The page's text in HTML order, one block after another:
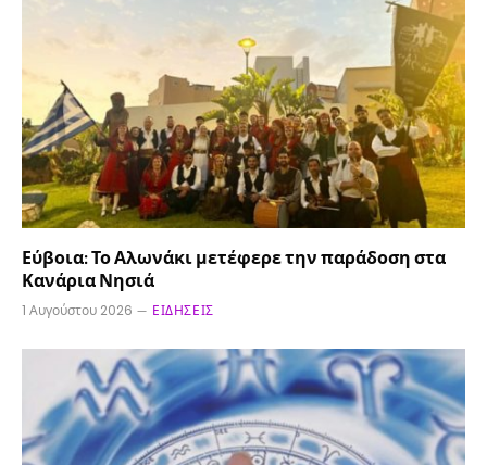
Εύβοια: Το Αλωνάκι μετέφερε την παράδοση στα
Κανάρια Νησιά
1 Αυγούστου 2026 ΕΙΔΉΣΕΙΣ